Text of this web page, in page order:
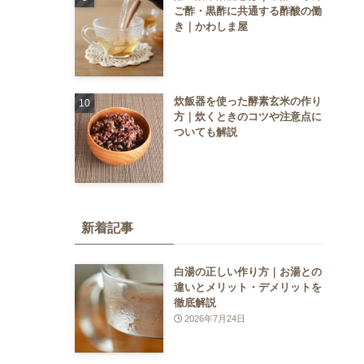
ご酢・黒酢に共通する酢酸の働
き｜かわしま屋
炊飯器を使った酵素玄米の作り
方｜炊くときのコツや注意点に
ついても解説
新着記事
白湯の正しい作り方｜お湯との
違いとメリット・デメリットを
徹底解説
2026年7月24日